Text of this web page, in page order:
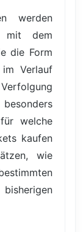
werden
mit dem
die Form
Verlauf
welche
kaufen
wie